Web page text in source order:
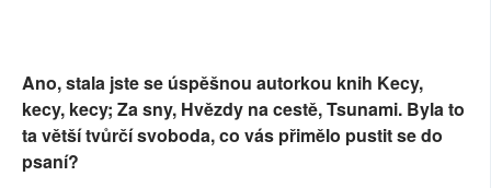
Ano, stala jste se úspěšnou autorkou knih Kecy,
kecy, kecy; Za sny, Hvězdy na cestě, Tsunami. Byla to
ta větší tvůrčí svoboda, co vás přimělo pustit se do
psaní?